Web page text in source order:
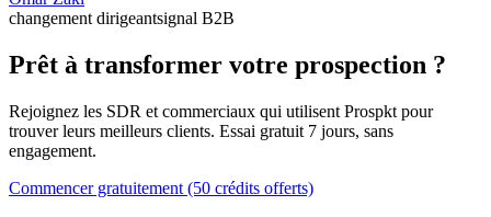
changement dirigeantsignal B2B
Prêt à transformer votre prospection ?
Rejoignez les SDR et commerciaux qui utilisent Prospkt pour
trouver leurs meilleurs clients. Essai gratuit 7 jours, sans
engagement.
Commencer gratuitement (50 crédits offerts)